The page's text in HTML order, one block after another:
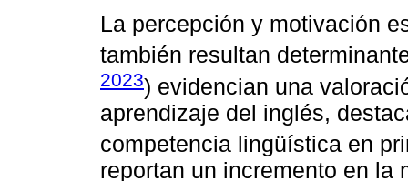
La percepción y motivación
también resultan
2023) evidencian una
aprendizaje del inglés,
competencia lingüística en
reportan un incremento en la